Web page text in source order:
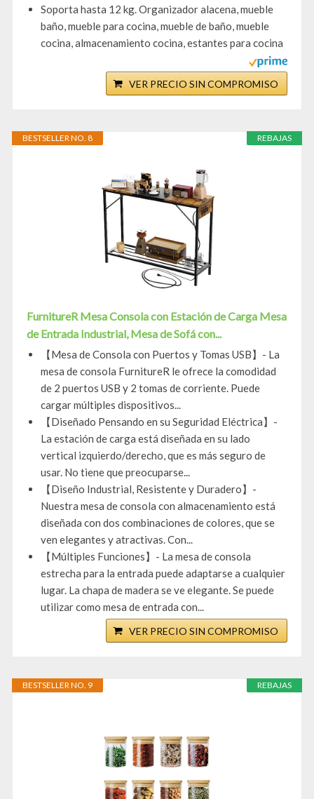
Soporta hasta 12 kg. Organizador alacena, mueble
baño, mueble para cocina, mueble de baño, mueble
cocina, almacenamiento cocina, estantes para cocina
VER PRECIO SIN COMPROMISO
REBAJAS
BESTSELLER NO. 8
FurnitureR Mesa Consola con Estación de Carga Mesa
de Entrada Industrial, Mesa de Sofá con...
【Mesa de Consola con Puertos y Tomas USB】- La
mesa de consola FurnitureR le ofrece la comodidad
de 2 puertos USB y 2 tomas de corriente. Puede
cargar múltiples dispositivos...
【Diseñado Pensando en su Seguridad Eléctrica】-
La estación de carga está diseñada en su lado
vertical izquierdo/derecho, que es más seguro de
usar. No tiene que preocuparse...
【Diseño Industrial, Resistente y Duradero】-
Nuestra mesa de consola con almacenamiento está
diseñada con dos combinaciones de colores, que se
ven elegantes y atractivas. Con...
【Múltiples Funciones】- La mesa de consola
estrecha para la entrada puede adaptarse a cualquier
lugar. La chapa de madera se ve elegante. Se puede
utilizar como mesa de entrada con...
VER PRECIO SIN COMPROMISO
REBAJAS
BESTSELLER NO. 9